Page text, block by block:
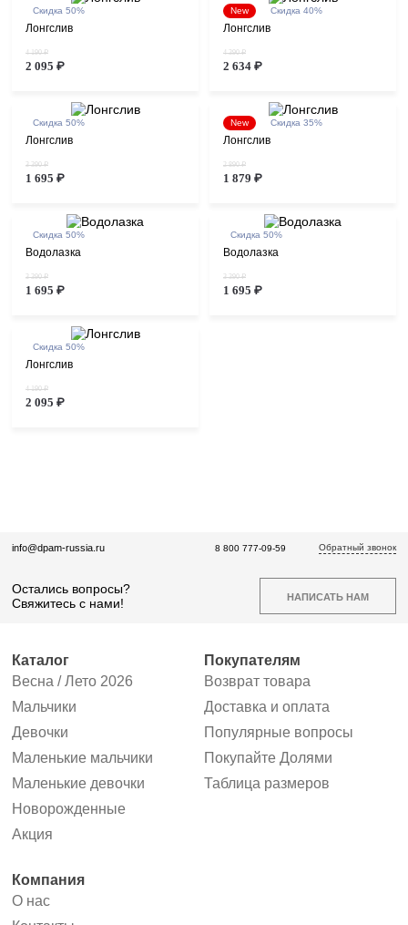
Скидка 50%
Лонгслив
4 190 ₽
2 095 ₽
New Скидка 40%
Лонгслив
4 390 ₽
2 634 ₽
Скидка 50%
Лонгслив
3 390 ₽
1 695 ₽
New Скидка 35%
Лонгслив
2 890 ₽
1 879 ₽
Скидка 50%
Водолазка
3 390 ₽
1 695 ₽
Скидка 50%
Водолазка
3 390 ₽
1 695 ₽
Скидка 50%
Лонгслив
4 190 ₽
2 095 ₽
info@dpam-russia.ru
Остались вопросы?
Свяжитесь с нами!
НАПИСАТЬ НАМ
8 800 777-09-59 Обратный звонок
Каталог
Весна / Лето 2026
Мальчики
Девочки
Маленькие мальчики
Маленькие девочки
Новорожденные
Акция
Покупателям
Возврат товара
Доставка и оплата
Популярные вопросы
Покупайте Долями
Таблица размеров
Компания
О нас